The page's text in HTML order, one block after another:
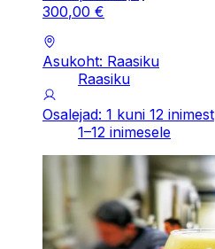
300,00 €
Asukoht: Raasiku
Raasiku
Osalejad: 1 kuni 12 inimest
1–12 inimesele